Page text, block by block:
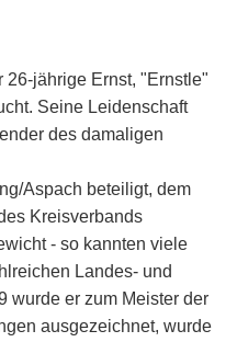
26-jährige Ernst, "Ernstle"
Seine Leidenschaft
des damaligen
Aspach beteiligt, dem
Kreisverbands
- so kannten viele
Landes- und
wurde er zum Meister der
ausgezeichnet, wurde